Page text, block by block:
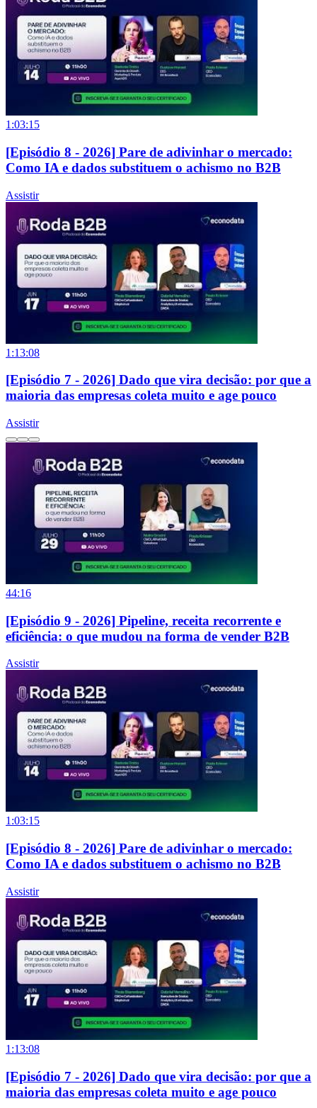
1:03:15
[Episódio 8 - 2026] Pare de adivinhar o mercado:
Como IA e dados substituem o achismo no B2B
Assistir
1:13:08
[Episódio 7 - 2026] Dado que vira decisão: por que a
maioria das empresas coleta muito e age pouco
Assistir
44:16
[Episódio 9 - 2026] Pipeline, receita recorrente e
eficiência: o que mudou na forma de vender B2B
Assistir
1:03:15
[Episódio 8 - 2026] Pare de adivinhar o mercado:
Como IA e dados substituem o achismo no B2B
Assistir
1:13:08
[Episódio 7 - 2026] Dado que vira decisão: por que a
maioria das empresas coleta muito e age pouco